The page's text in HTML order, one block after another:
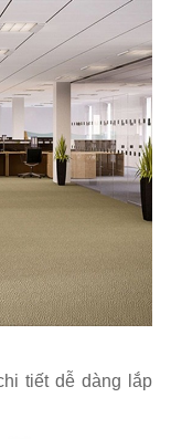
tiết dễ dàng lắp